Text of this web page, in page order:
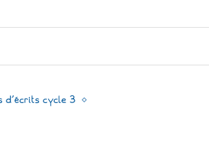
d'écrits cycle 3